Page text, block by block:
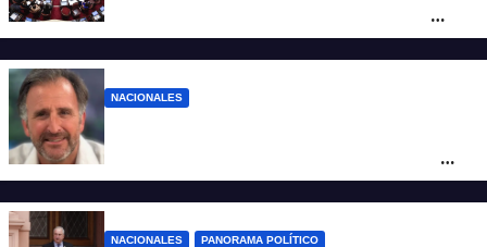
corre riesgo de caerse en el Senado
NACIONALES
que vende tierras a extranjeros
NACIONALES PANORAMA POLÍTICO